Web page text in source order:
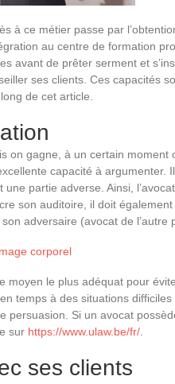
à ce métier passe par
au centre de formation
avant de prêter serment et
ses clients. Ces capacités
de cet article.
on gagne, à un certain moment
capacité à argumenter.
partie adverse. Ainsi,
son auditoire, il doit
adversaire (avocat de l’autre
corporel
moyen le plus adéquat pour
temps à des situations difficiles
persuasion. Si un avocat
sur https://www.ulaw.be/fr/
ses clients